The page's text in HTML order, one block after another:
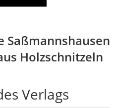
Saßmannshausen
Holzschnitzeln
Verlags